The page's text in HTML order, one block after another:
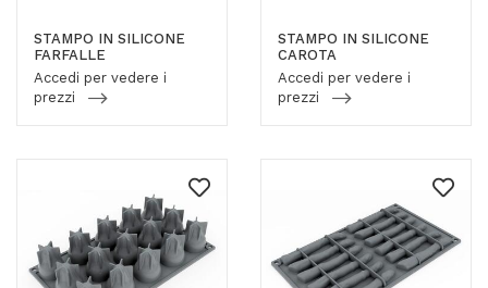
STAMPO IN SILICONE
FARFALLE
Accedi per vedere i
prezzi
STAMPO IN SILICONE
CAROTA
Accedi per vedere i
prezzi